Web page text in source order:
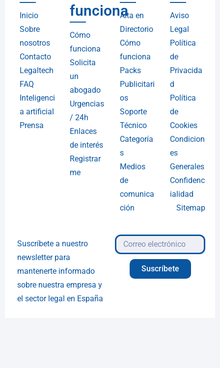
Inicio
Sobre
nosotros
Contacto
Legaltech
FAQ
Inteligenci
a artificial
Prensa
funciona
Cómo
funciona
Solicita
un
abogado
Urgencias
/ 24h
Enlaces
de interés
Registrar
me
Alta en
Directorio
Cómo
funciona
Packs
Publicitari
os
Soporte
Técnico
Categoría
s
Medios
de
comunica
ción
Aviso
Legal
Política
de
Privacida
d
Política
de
Cookies
Condicion
es
Generales
Confidenc
ialidad
Sitemap
Suscríbete a nuestro
newsletter para
mantenerte informado
sobre nuestra empresa y
el sector legal en España
Suscríbete